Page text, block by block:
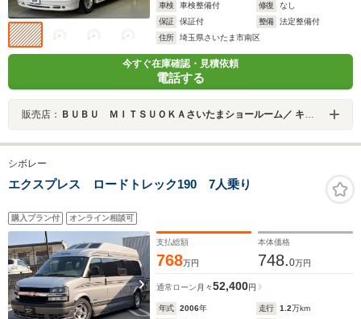
車検
車検整備付 修復
なし
保証
保証付 整備
法定整備付
住所
埼玉県さいたま市南区
今すぐ在庫確認・見積依頼
電話する
販売店： ＢＵＢＵ ＭＩＴＳＵＯＫＡさいたまショールーム／ キャデラックさいたま南／シボレーさいたま南
シボレー
エクスプレス ロードトレック190 7人乗り
購入プラン付 オンライン相談可
支払総額
768万円
本体価格
748.0万円
通常ローン 月々52,400円
年式 2006年 走行 1.2万km